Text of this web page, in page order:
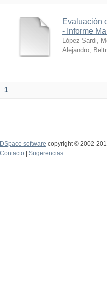
Evaluación
- Informe
López Sardi,
Alejandro;
1
DSpace software copyright © 2002-
Contacto
Sugerencias